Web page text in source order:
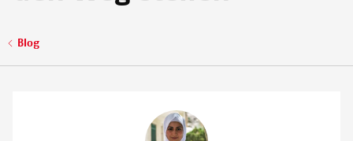
Pfadnavigation
Blog
Image